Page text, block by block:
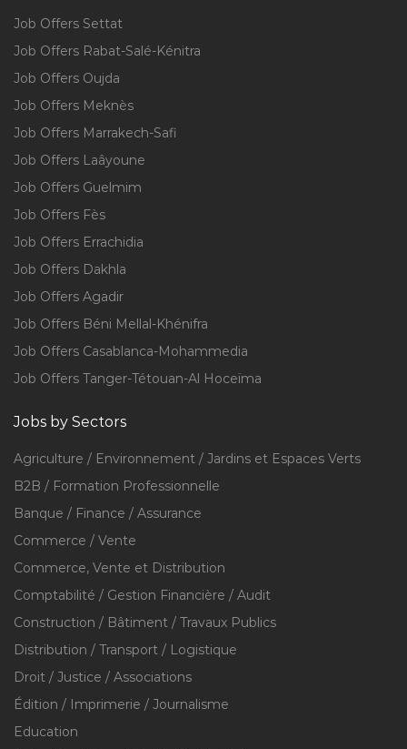
Job Offers Settat
Job Offers Rabat-Salé-Kénitra
Job Offers Oujda
Job Offers Meknès
Job Offers Marrakech-Safi
Job Offers Laâyoune
Job Offers Guelmim
Job Offers Fès
Job Offers Errachidia
Job Offers Dakhla
Job Offers Agadir
Job Offers Béni Mellal-Khénifra
Job Offers Casablanca-Mohammedia
Job Offers Tanger-Tétouan-Al Hoceïma
Jobs by Sectors
Agriculture / Environnement / Jardins et Espaces Verts
B2B / Formation Professionnelle
Banque / Finance / Assurance
Commerce / Vente
Commerce, Vente et Distribution
Comptabilité / Gestion Financière / Audit
Construction / Bâtiment / Travaux Publics
Distribution / Transport / Logistique
Droit / Justice / Associations
Édition / Imprimerie / Journalisme
Education